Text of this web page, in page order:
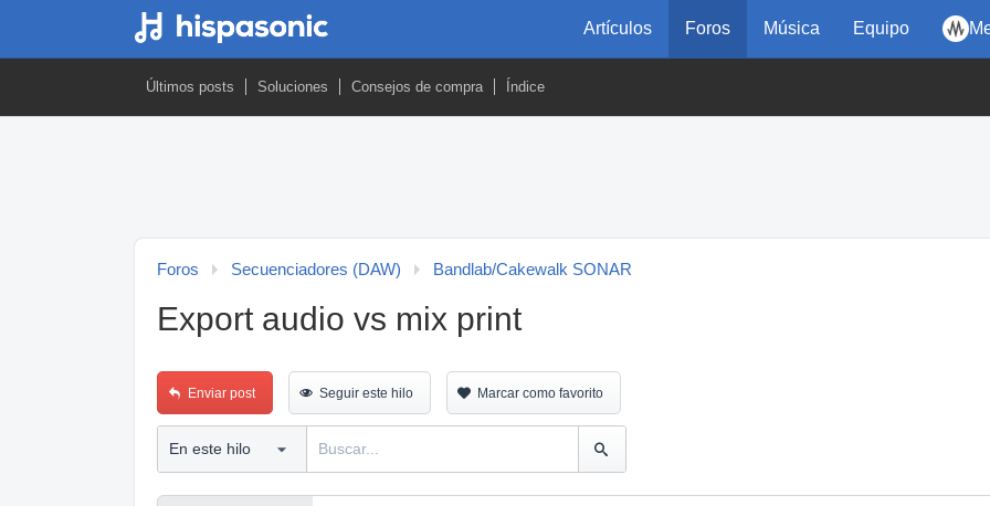
Artículos Foros Música Equipo
Últimos posts Soluciones Consejos de compra Índice
Foros Secuenciadores (DAW) Bandlab/Cakewalk SONAR
Export audio vs mix print
Enviar post Seguir este hilo Marcar como favorito